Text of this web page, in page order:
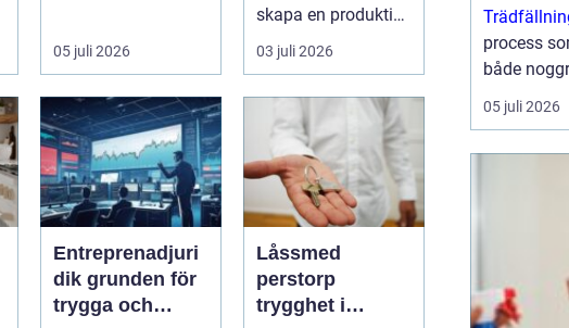
05 juli 2026
skapa en produktiv
och hälsosam
arbetsmiljö. En...
03 juli 2026
Entreprenadjuri
dik grunden för
trygga och
Låssmed
perstorp
trygghet i
process
både
planering
05 juli 2026